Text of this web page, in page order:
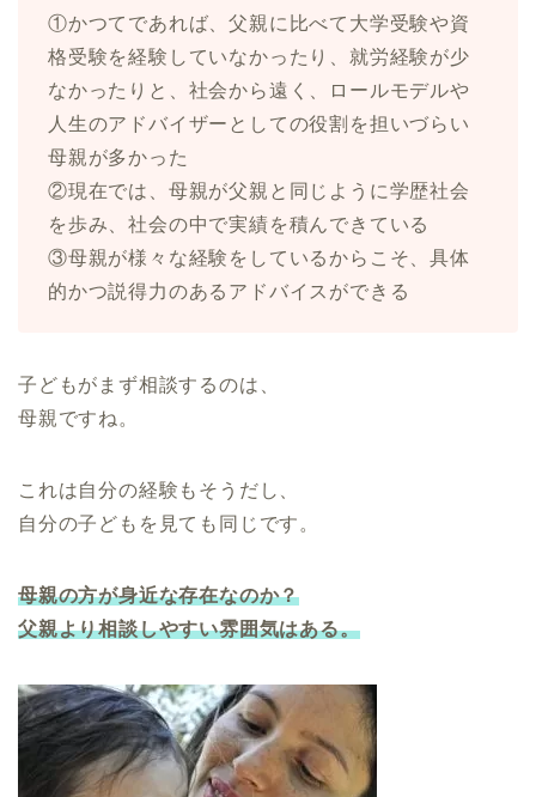
①かつてであれば、父親に比べて大学受験や資
格受験を経験していなかったり、就労経験が少
なかったりと、社会から遠く、ロールモデルや
人生のアドバイザーとしての役割を担いづらい
母親が多かった
②現在では、母親が父親と同じように学歴社会
を歩み、社会の中で実績を積んできている
③母親が様々な経験をしているからこそ、具体
的かつ説得力のあるアドバイスができる
子どもがまず相談するのは、
母親ですね。
これは自分の経験もそうだし、
自分の子どもを見ても同じです。
母親の方が身近な存在なのか？
父親より相談しやすい雰囲気はある。